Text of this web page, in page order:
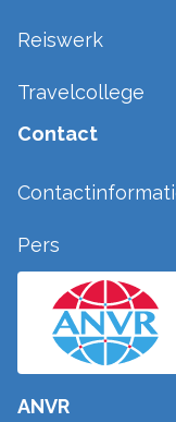
ANVR
Reiswerk
Travelcollege
Contact
Pers